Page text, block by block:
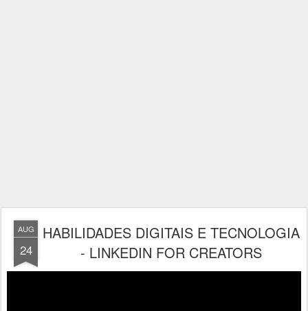
AUG
24
HABILIDADES DIGITAIS E TECNOLOGIA
- LINKEDIN FOR CREATORS